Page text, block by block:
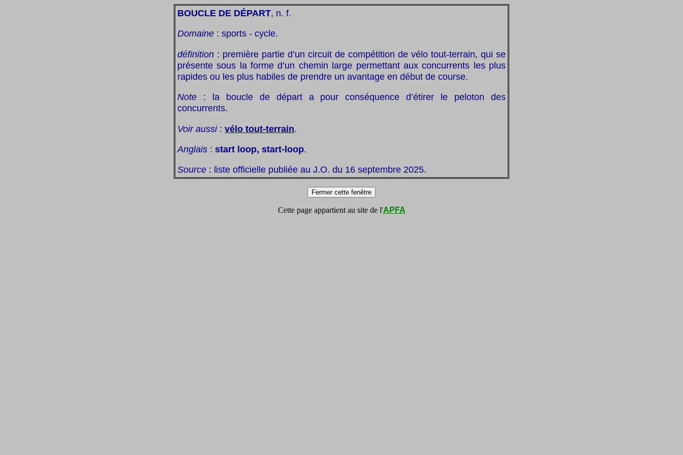
BOUCLE DE DÉPART, n. f.
Domaine : sports - cycle.
définition : première partie d’un circuit de compétition de vélo tout-terrain, qui se
présente sous la forme d’un chemin large permettant aux concurrents les plus
rapides ou les plus habiles de prendre un avantage en début de course.
Note : la boucle de départ a pour conséquence d’étirer le peloton des
concurrents.
Voir aussi: vélo tout-terrain.
Anglais : start loop, start-loop.
Source : liste officielle publiée au J.O. du 16 septembre 2025.
Cette page appartient au site de l'APFA